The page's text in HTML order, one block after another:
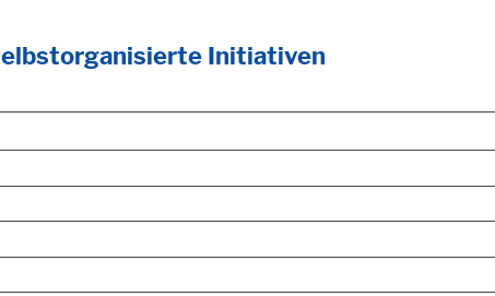
Initiativen